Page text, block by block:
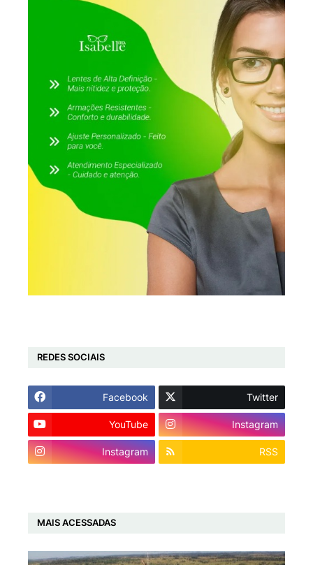
REDES SOCIAIS
Facebook Twitter
YouTube Instagram
Instagram RSS
MAIS ACESSADAS